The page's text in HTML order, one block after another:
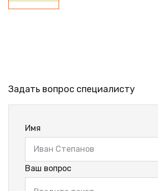
Задать вопрос специалисту
Имя
Ваш вопрос